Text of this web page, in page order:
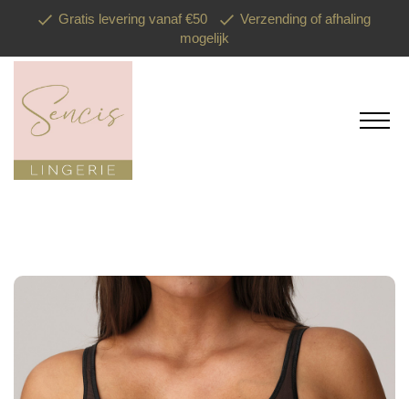
Gratis levering vanaf €50
Verzending of afhaling
mogelijk